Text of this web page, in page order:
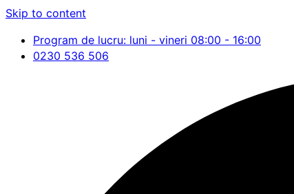
Skip to content
Program de lucru: luni - vineri 08:00 - 16:00
0230 536 506